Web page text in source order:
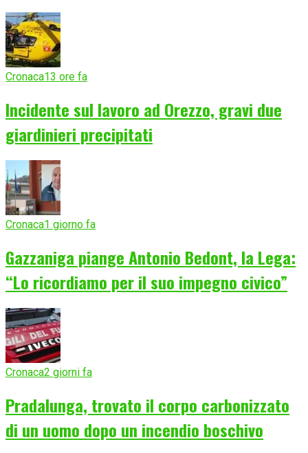
Cronaca13 ore fa
Incidente sul lavoro ad Orezzo, gravi due
giardinieri precipitati
Cronaca1 giorno fa
Gazzaniga piange Antonio Bedont, la Lega:
“Lo ricordiamo per il suo impegno civico”
Cronaca2 giorni fa
Pradalunga, trovato il corpo carbonizzato
di un uomo dopo un incendio boschivo